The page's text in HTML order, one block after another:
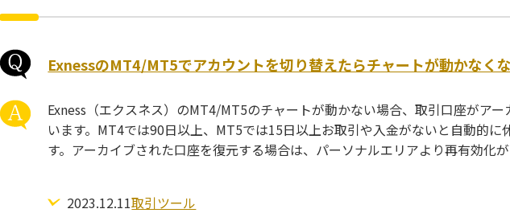
ExnessのMT4/MT5でアカウントを切り替えたらチャートが動かなくな
Exness（エクスネス）のMT4/MT5のチャートが動かない場合、取引口座がア
います。MT4では90日以上、MT5では15日以上お取引や入金がないと自動的に
す。アーカイブされた口座を復元する場合は、パーソナルエリアより再有効化が
2023.12.11取引ツール